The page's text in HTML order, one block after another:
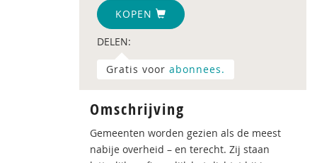
KOPEN
DELEN:
Gratis voor abonnees.
Omschrijving
Gemeenten worden gezien als de meest
nabije overheid – en terecht. Zij staan